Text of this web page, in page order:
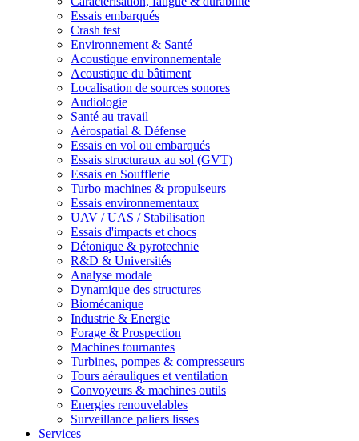
Essais embarqués
Crash test
Environnement & Santé
Acoustique environnementale
Acoustique du bâtiment
Localisation de sources sonores
Audiologie
Santé au travail
Aérospatial & Défense
Essais en vol ou embarqués
Essais structuraux au sol (GVT)
Essais en Soufflerie
Turbo machines & propulseurs
Essais environnementaux
UAV / UAS / Stabilisation
Essais d'impacts et chocs
Détonique & pyrotechnie
R&D & Universités
Analyse modale
Dynamique des structures
Biomécanique
Industrie & Energie
Forage & Prospection
Machines tournantes
Turbines, pompes & compresseurs
Tours aérauliques et ventilation
Convoyeurs & machines outils
Energies renouvelables
Surveillance paliers lisses
Services